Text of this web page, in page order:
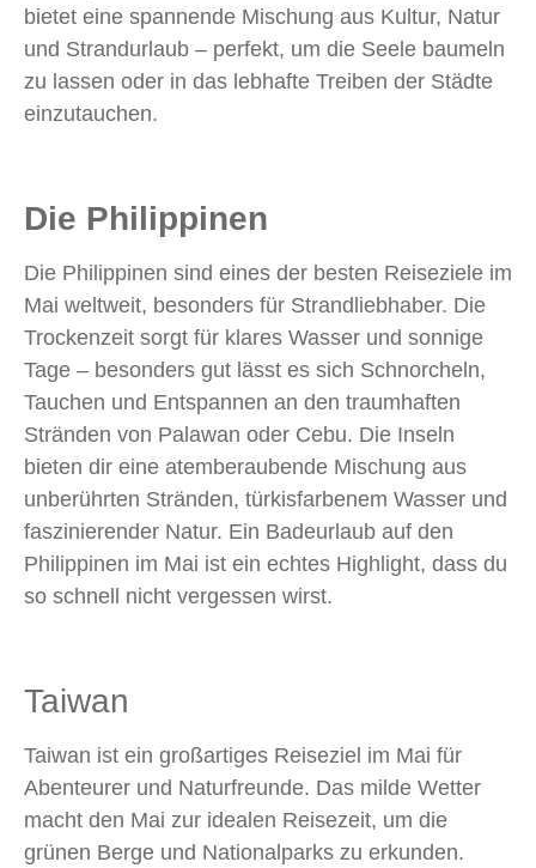
bietet eine spannende Mischung aus Kultur, Natur
und Strandurlaub – perfekt, um die Seele baumeln
zu lassen oder in das lebhafte Treiben der Städte
einzutauchen.
Die Philippinen
Die Philippinen sind eines der besten Reiseziele im
Mai weltweit, besonders für Strandliebhaber. Die
Trockenzeit sorgt für klares Wasser und sonnige
Tage – besonders gut lässt es sich Schnorcheln,
Tauchen und Entspannen an den traumhaften
Stränden von Palawan oder Cebu. Die Inseln
bieten dir eine atemberaubende Mischung aus
unberührten Stränden, türkisfarbenem Wasser und
faszinierender Natur. Ein Badeurlaub auf den
Philippinen im Mai ist ein echtes Highlight, dass du
so schnell nicht vergessen wirst.
Taiwan
Taiwan ist ein großartiges Reiseziel im Mai für
Abenteurer und Naturfreunde. Das milde Wetter
macht den Mai zur idealen Reisezeit, um die
grünen Berge und Nationalparks zu erkunden.